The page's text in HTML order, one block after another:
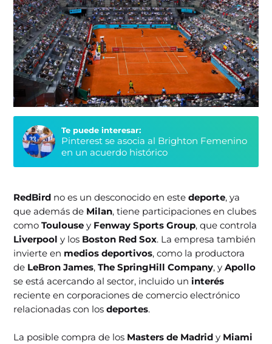
Te puede interesar:
Pinterest se asocia al Brighton Femenino
en un acuerdo histórico
RedBird no es un desconocido en estedeporte, ya
que además de Milan, tiene participaciones en clubes
comoToulousey Fenway Sports Group, que controla
Liverpooly los Boston Red Sox. La empresa también
invierte en medios deportivos, como la productora
de LeBron James,The SpringHill Company, yApollo
se está acercando al sector, incluido uninterés
reciente en corporaciones de comercio electrónico
relacionadas con losdeportes.
La posible compra de los Masters de Madridy Miami